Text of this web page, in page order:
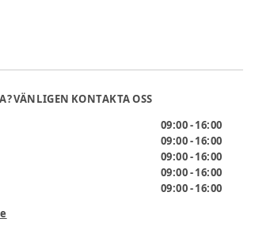
VÄNLIGEN KONTAKTA OSS
09:00 - 16:00
09:00 - 16:00
09:00 - 16:00
09:00 - 16:00
09:00 - 16:00